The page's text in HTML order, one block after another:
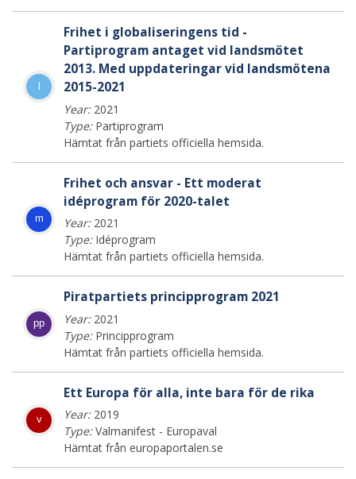
Frihet i globaliseringens tid -
Partiprogram antaget vid landsmötet
2013. Med uppdateringar vid landsmötena
2015-2021
Year:2021
Type:Partiprogram
Hämtat från partiets officiella hemsida.
m
Frihet och ansvar - Ett moderat
idéprogram för 2020-talet
Year:2021
Type:Idéprogram
Hämtat från partiets officiella hemsida.
pp
Piratpartiets principprogram 2021
Year:2021
Type:Principprogram
Hämtat från partiets officiella hemsida.
v
Ett Europa för alla, inte bara för de rika
Year:2019
Type:Valmanifest - Europaval
Hämtat från europaportalen.se